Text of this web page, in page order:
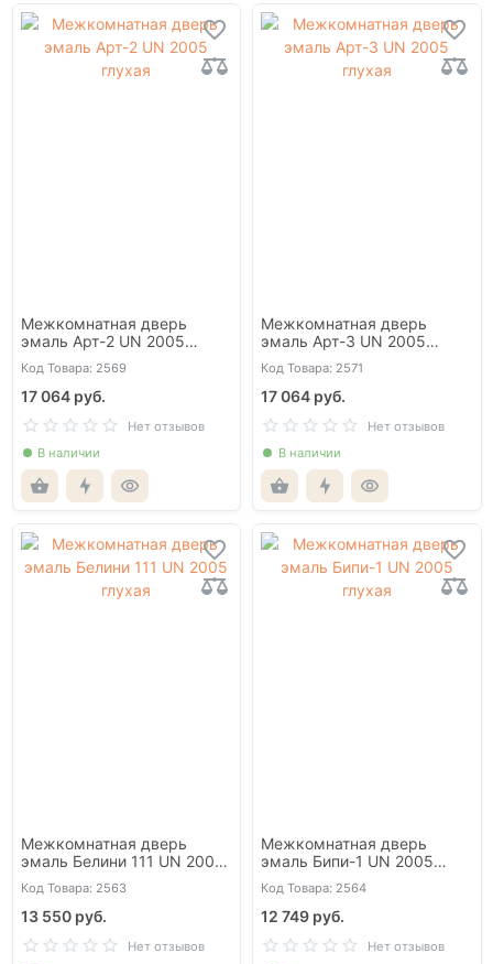
Межкомнатная дверь
эмаль Арт-2 UN 2005
глухая
Код Товара: 2569
17 064 руб.
Нет отзывов
В наличии
Межкомнатная дверь
эмаль Арт-3 UN 2005
глухая
Код Товара: 2571
17 064 руб.
Нет отзывов
В наличии
Межкомнатная дверь
эмаль Белини 111 UN 2005
Код Товара: 2563
13 550 руб.
Нет отзывов
Межкомнатная дверь
эмаль Бипи-1 UN 2005
Код Товара: 2564
12 749 руб.
Нет отзывов